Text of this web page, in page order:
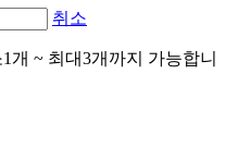
취소
개 ~ 최대3개까지 가능합니